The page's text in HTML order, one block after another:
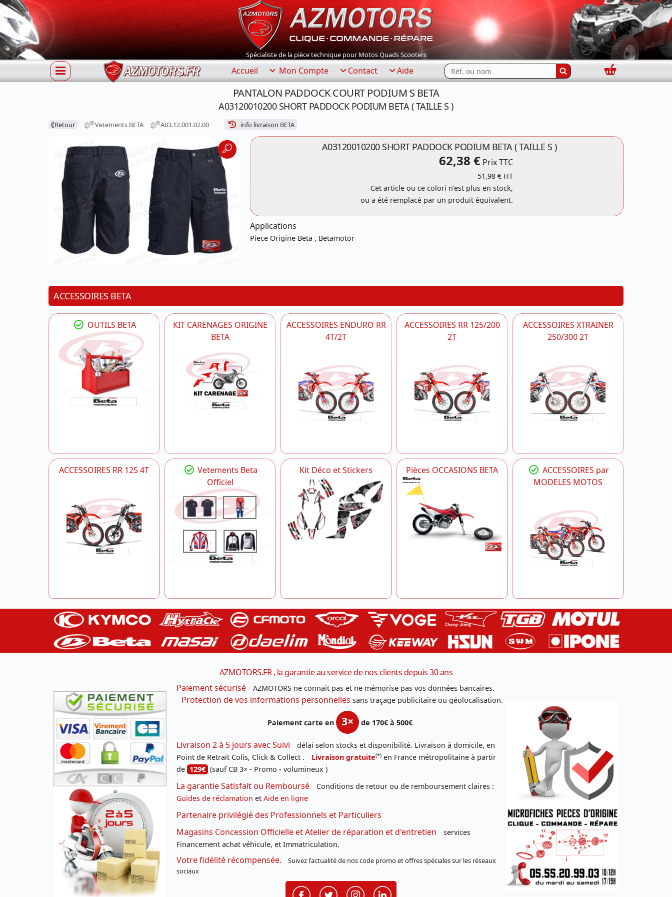
Spécialiste de la pièce technique pour Motos Quads Scooters
Accueil Mon Compte Contact Aide Rechercher...
Panier
PANTALON PADDOCK COURT PODIUM S BETA
A03120010200 SHORT PADDOCK PODIUM BETA ( TAILLE S )
⟪Retour Vetements BETA A03.12.001.02.00 info livraison BETA
A03120010200 SHORT PADDOCK PODIUM BETA ( TAILLE S )
62,38 € Prix TTC
51,98 € HT
Cet article ou ce colori n'est plus en stock,
ou a été remplacé par un produit équivalent.
Applications
Piece Origine Beta , Betamotor
ACCESSOIRES BETA
OUTILS BETA
KIT CARENAGES ORIGINE
BETA
ACCESSOIRES ENDURO RR
4T/2T
ACCESSOIRES RR 125/200
2T
ACCESSOIRES XTRAINER
250/300 2T
ACCESSOIRES RR 125 4T
Vetements Beta
Officiel
Kit Déco et Stickers Pièces OCCASIONS BETA
ACCESSOIRES par
MODELES MOTOS
AZMOTORS.FR , la garantie au service de nos clients depuis 30 ans
Paiement sécurisé
AZMOTORS ne connait pas et ne mémorise pas vos données bancaires.
Protection de vos informations personnelles sans traçage publicitaire ou géolocalisation.
Paiement carte en 3× de 170€ à 500€
Livraison 2 à 5 jours avec Suivi
délai selon stocks et disponibilité. Livraison à domicile, en
Point de Retrait Colis, Click & Collect .
Livraison gratuite(*) en France métropolitaine à partir
de 129€ (sauf CB 3× - Promo - volumineux )
La garantie Satisfait ou Remboursé
Conditions de retour ou de remboursement claires :
Guides de réclamation et Aide en ligne
Partenaire privilégié des Professionnels et Particuliers
Magasins Concession Officielle et Atelier de réparation et d'entretien
services
Financement achat véhicule, et Immatriculation.
Votre fidélité récompensée.
Suivez l'actualité de nos code promo et offres spéciales sur les réseaux
sociaux